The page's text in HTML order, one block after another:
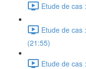
Etude de cas
Etude de cas
(21:55)
Etude de cas